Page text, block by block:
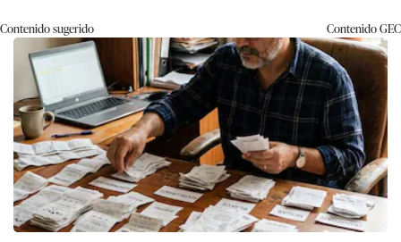
Contenido sugerido ContenidoGEC